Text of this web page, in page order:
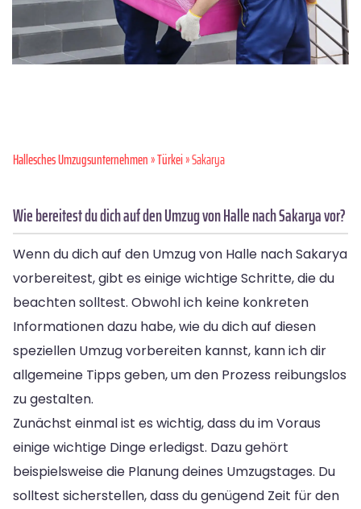
Hallesches Umzugsunternehmen»Türkei» Sakarya
Wie bereitest du dich auf den Umzug von Halle nach Sakarya vor?
Wenn du dich auf den Umzug von Halle nach Sakarya
vorbereitest, gibt es einige wichtige Schritte, die du
beachten solltest. Obwohl ich keine konkreten
Informationen dazu habe, wie du dich auf diesen
speziellen Umzug vorbereiten kannst, kann ich dir
allgemeine Tipps geben, um den Prozess reibungslos
zu gestalten.
Zunächst einmal ist es wichtig, dass du im Voraus
einige wichtige Dinge erledigst. Dazu gehört
beispielsweise die Planung deines Umzugstages. Du
solltest sicherstellen, dass du genügend Zeit für den